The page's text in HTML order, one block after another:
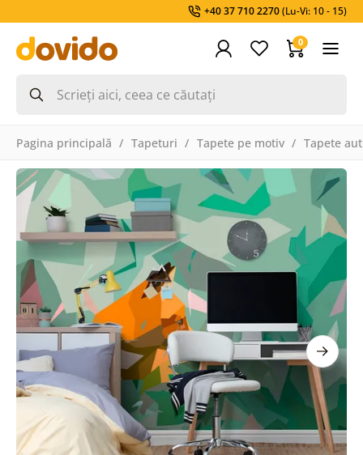
+40 37 710 2270(Lu-Vi: 10 - 15)
0
Pagina principală Tapeturi Tapete pe motiv Tapete